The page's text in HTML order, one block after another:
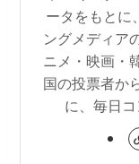
ータをもとに
ングメディア
ニメ・映画・
国の投票者か
に、毎日